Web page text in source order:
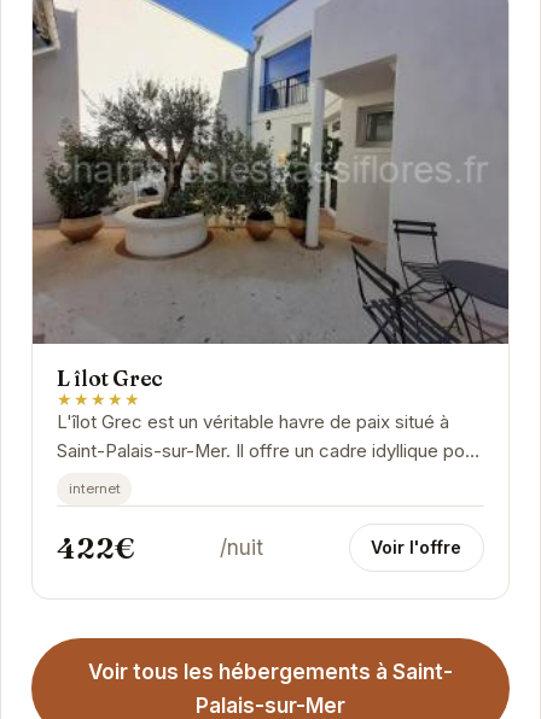
L îlot Grec
★★★★★
L'îlot Grec est un véritable havre de paix situé à
Saint-Palais-sur-Mer. Il offre un cadre idyllique pour
des vacances relaxantes en bord de mer.
internet
422€ /nuit Voir l'offre
Voir tous les hébergements à Saint-
Palais-sur-Mer